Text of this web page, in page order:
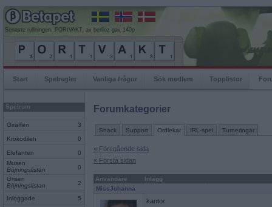
Senaste rullningen, PORtVAKT, av berlioz gav 140p
Start Spelregler Vanliga frågor Sök medlem Topplistor
Spelrum
Giraffen 3
Krokodilen 0
Elefanten
0
Musen
Böjningslistan
0
Grisen
Böjningslistan
2
Inloggade 5
Forumkategorier
Snack Support Ordlekar IRL-spel Turneringar
« Föregående sida
« Första sidan
Användare
Inlägg
MissJohanna
kantor